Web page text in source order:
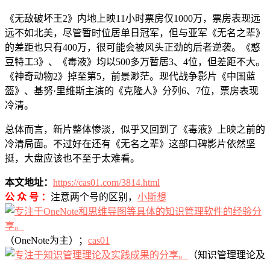
《无敌破坏王2》内地上映11小时票房仅1000万，票房表现远
远不如北美，尽管暂时位居单日冠军，但与亚军《无名之辈》
的差距也只有400万，很可能会被风头正劲的后者逆袭。《憨
豆特工3》、《毒液》均以500多万暂居3、4位，但差距不大。
《神奇动物2》掉至第5，前景渺茫。现代战争影片《中国蓝
盔》、基努·里维斯主演的《克隆人》分列6、7位，票房表现
冷清。
总体而言，新片整体惨淡，似乎又回到了《毒液》上映之前的
冷清局面。不过好在还有《无名之辈》这部口碑影片依然坚
挺，大盘应该也不至于太难看。
本文地址： https://cas01.com/3814.html
公 众 号 ： 注意两个号的区别， 小斯想
（OneNote为主）； cas01
（知识管理理论及